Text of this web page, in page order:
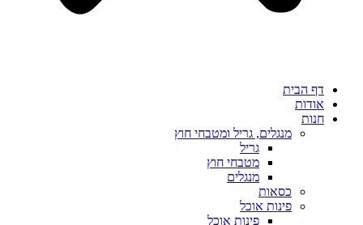
דף הבית
אודות
חנות
מנגלים, גריל ומטבחי חוץ
גריל
מטבחי חוץ
מנגלים
כסאות
פינות אוכל
פינות אוכל